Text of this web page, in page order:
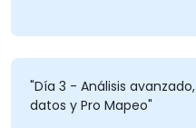
"Día 3 - Análisis
datos y Pro Mapeo"